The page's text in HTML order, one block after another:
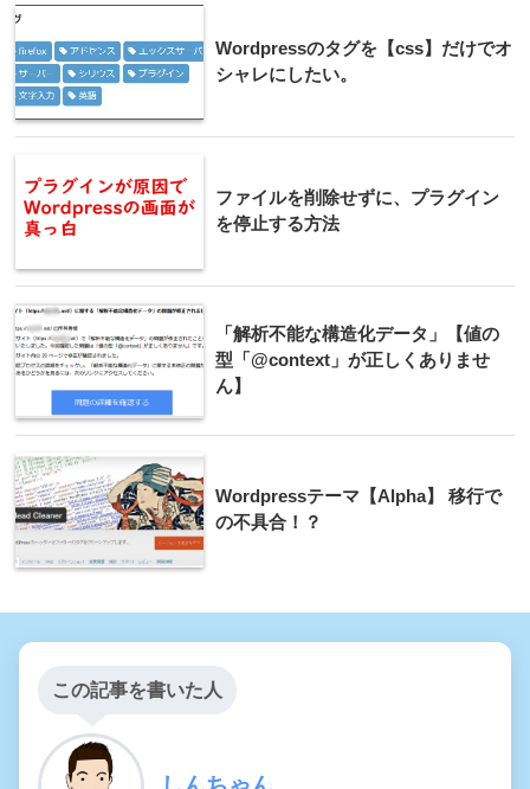
Wordpressのタグを【css】だけでオ
シャレにしたい。
ファイルを削除せずに、プラグイン
を停止する方法
「解析不能な構造化データ」【値の
型「@context」が正しくありませ
ん】
Wordpressテーマ【Alpha】 移行で
の不具合！？
この記事を書いた人